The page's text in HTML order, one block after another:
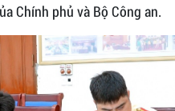
Chính phủ và Bộ Công an.